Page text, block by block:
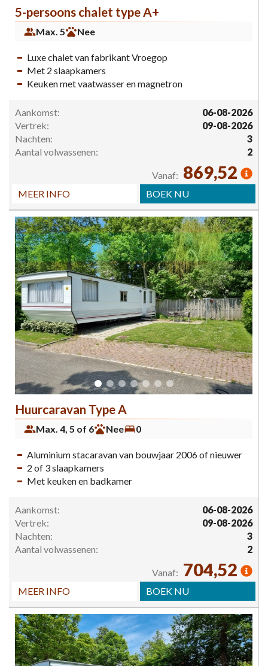
5-persoons chalet type A+
Max. 5 Nee
Luxe chalet van fabrikant Vroegop
Met 2 slaapkamers
Keuken met vaatwasser en magnetron
Aankomst:
06-08-2026
Vertrek:
09-08-2026
Nachten:
3
Aantal volwassenen:
2
Vanaf: 869,52
MEER INFO BOEK NU
Huurcaravan Type A
Max. 4, 5 of 6 Nee 0
Aluminium stacaravan van bouwjaar 2006 of nieuwer
2 of 3 slaapkamers
Met keuken en badkamer
Aankomst:
06-08-2026
Vertrek:
09-08-2026
Nachten:
3
Aantal volwassenen:
2
Vanaf: 704,52
MEER INFO BOEK NU